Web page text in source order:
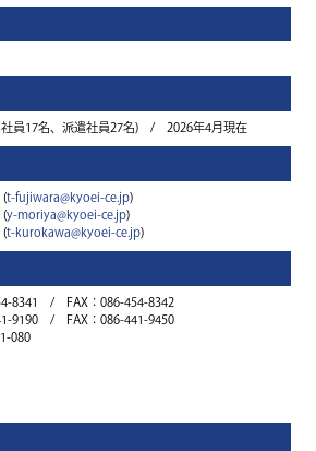
社員17名、派遣社員27名) / 2026年4月現在
t-fujiwara@kyoei-ce.jp)
y-moriya@kyoei-ce.jp)
t-kurokawa@kyoei-ce.jp)
8341 / FAX：086-454-8342
9190 / FAX：086-441-9450
080